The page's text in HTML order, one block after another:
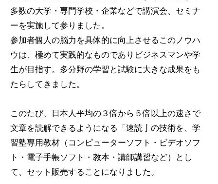
多数の大学・専門学校・企業などで講演会、セミナ
ーを実施して参りました。
参加者個人の脳力を具体的に向上させるこのノウハ
ウは、極めて実践的なものでありビジネスマンや学
生が目指す。多分野の学習と試験に大きな成果をも
たらしてきました。
このたび、日本人平均の３倍から５倍以上の速さで
文章を読解できるようになる「速読亅の技術を、学
習塾専用教材（コンピューターソフト・ビデオソフ
ト・電子手帳ソフト・教本・講師講習など）とし
て、セット販売することになりました。